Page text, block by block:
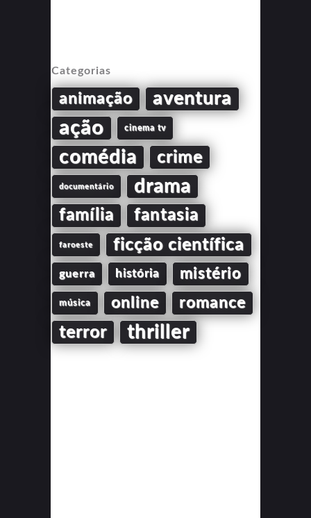
Categorias
animação aventura
ação cinema tv
comédia crime
documentário drama
família fantasia
faroeste ficção científica
guerra história mistério
música online romance
terror thriller